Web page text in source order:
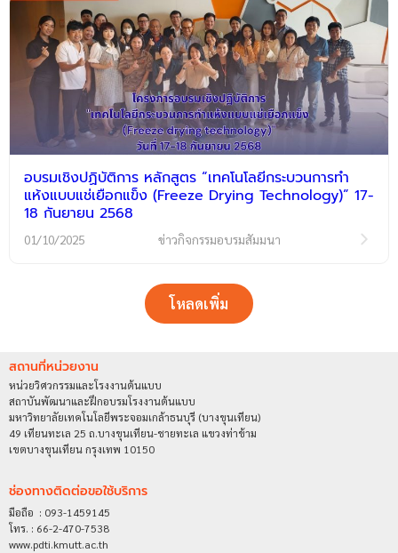
อบรมเชิงปฏิบัติการ หลักสูตร “เทคโนโลยีกระบวนการทำ
แห้งแบบแช่เยือกแข็ง (Freeze Drying Technology)” 17-
18 กันยายน 2568
01/10/2025 ข่าวกิจกรรมอบรมสัมมนา
โหลดเพิ่ม
สถานที่หน่วยงาน
หน่วยวิศวกรรมและโรงงานต้นแบบ
สถาบันพัฒนาและฝึกอบรมโรงงานต้นแบบ
มหาวิทยาลัยเทคโนโลยีพระจอมเกล้าธนบุรี (บางขุนเทียน)
49 เทียนทะเล 25 ถ.บางขุนเทียน-ชายทะเล แขวงท่าข้าม
เขตบางขุนเทียน กรุงเทพ 10150
ช่องทางติดต่อขอใช้บริการ
มือถือ : 093-1459145
โทร. : 66-2-470-7538
www.pdti.kmutt.ac.th